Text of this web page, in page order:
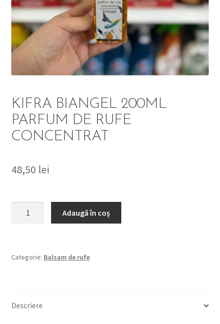
DETERGENT
SOLUȚII CURĂȚENIE
ÎNGRIJIRE
PERSONALĂ
KIFRA BIANGEL 200ML
PARFUM DE RUFE
CONCENTRAT
48,50 lei
PARFUM
Adaugă în coș
Categorie: Balsam de rufe
Descriere